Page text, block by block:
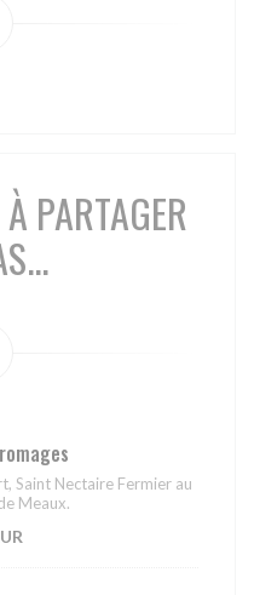
PARTAGER
Saint Nectaire Fermier au
Meaux.